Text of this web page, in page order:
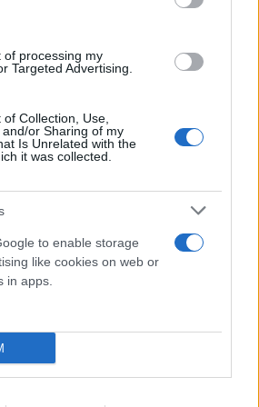
of processing my
Targeted Advertising.
Collection, Use,
or Sharing of my
Is Unrelated with the
it was collected.
to enable storage
like cookies on web or
in apps.